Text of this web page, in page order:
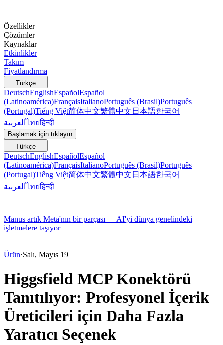
Özellikler
Çözümler
Kaynaklar
Etkinlikler
Takım
Fiyatlandırma
Türkçe
DeutschEnglishEspañolEspañol
(Latinoamérica)FrançaisItalianoPortuguês (Brasil)Português
(Portugal)Tiếng Việt简体中文繁體中文 日本語한국어
العربيةไทยहिन्दी
Başlamak için tıklayın
Türkçe
DeutschEnglishEspañolEspañol
(Latinoamérica)FrançaisItalianoPortuguês (Brasil)Português
(Portugal)Tiếng Việt简体中文繁體中文 日本語한국어
العربيةไทยहिन्दी
Manus artık Meta'nın bir parçası — AI'yi dünya genelindeki
işletmelere taşıyor.
Ürün·Salı, Mayıs 19
Higgsfield MCP Konektörü
Tanıtılıyor: Profesyonel İçerik
Üreticileri için Daha Fazla
Yaratıcı Seçenek